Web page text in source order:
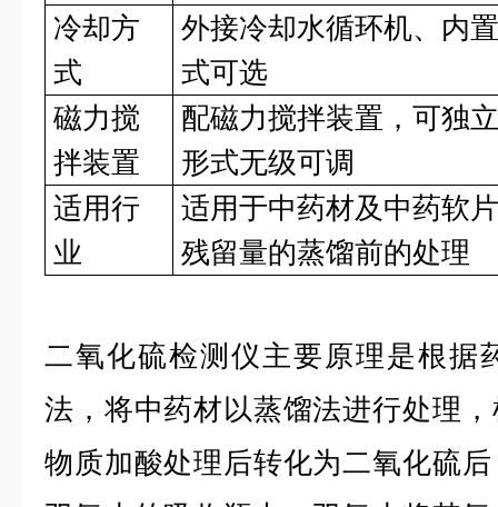
冷却方
式
外接冷却水循环机、内
式可选
磁力搅
拌装置
配磁力搅拌装置，可独
形式无级可调
适用行
业
适用于中药材及中药软
残留量的蒸馏前的处理
二氧化硫检测仪主要原理是根据
法，将中药材以蒸馏法进行处理
物质加酸处理后转化为二氧化硫